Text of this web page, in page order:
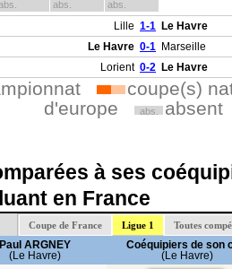
abs. abs.
Lille 1-1 Le Havre
Le Havre 0-1 Marseille
Lorient 0-2 Le Havre
coupe(s)
d'europe
abs. absent
à ses
en France
Coupe de France Ligue 1 Toutes
Paul ARGNEY
(Le Havre)
Coéquipiers de son
(Le Havre)